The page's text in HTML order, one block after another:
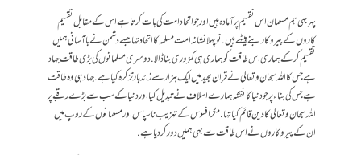
پهر بهی ہم مسلمان اس تقسیم پر آمادہ ہیں اور جو اتحاد امت کی بات کرتا ہے اس کے مقابل تقسیم
کاروں کے پیروکار بنے بیٹهے ہیں. تو پہلا نشانہ امت مسلمہ کا اتحاد تها جسے دشمن نے با آسانی ہمیں
تقسیم کرکے ہماری اس طاقت کو ہماری ہی کمزوری بنا ڈالا.دوسری مسلمانوں کی بڑی طاقت جہاد
ہے جس کا اللہ سبحان و تعالی نے قران مجید میں ایک ہزار سے زائد بار تزکرہ کیا ہے. جہاد ہی وہ طاقت
ہے جس کی بناء پر جو دنیا کا نقشہ ہمارے اسلاف نے تبدیل کیا اور دنیا کے سب سے بڑے رقبے پر
اللہ سبحان و تعالی کا دین قائم کیا تها. مگر افسوس کے تہزیب نا سپاس اور مسلمانوں کے روپ میں
ان کے پیروکاروں نے اس طاقت سے بهی ہمیں دور کردیا ہے.